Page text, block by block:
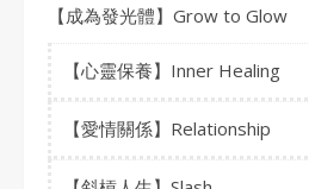
【成為發光體】Grow to Glow
【心靈保養】Inner Healing
【愛情關係】Relationship